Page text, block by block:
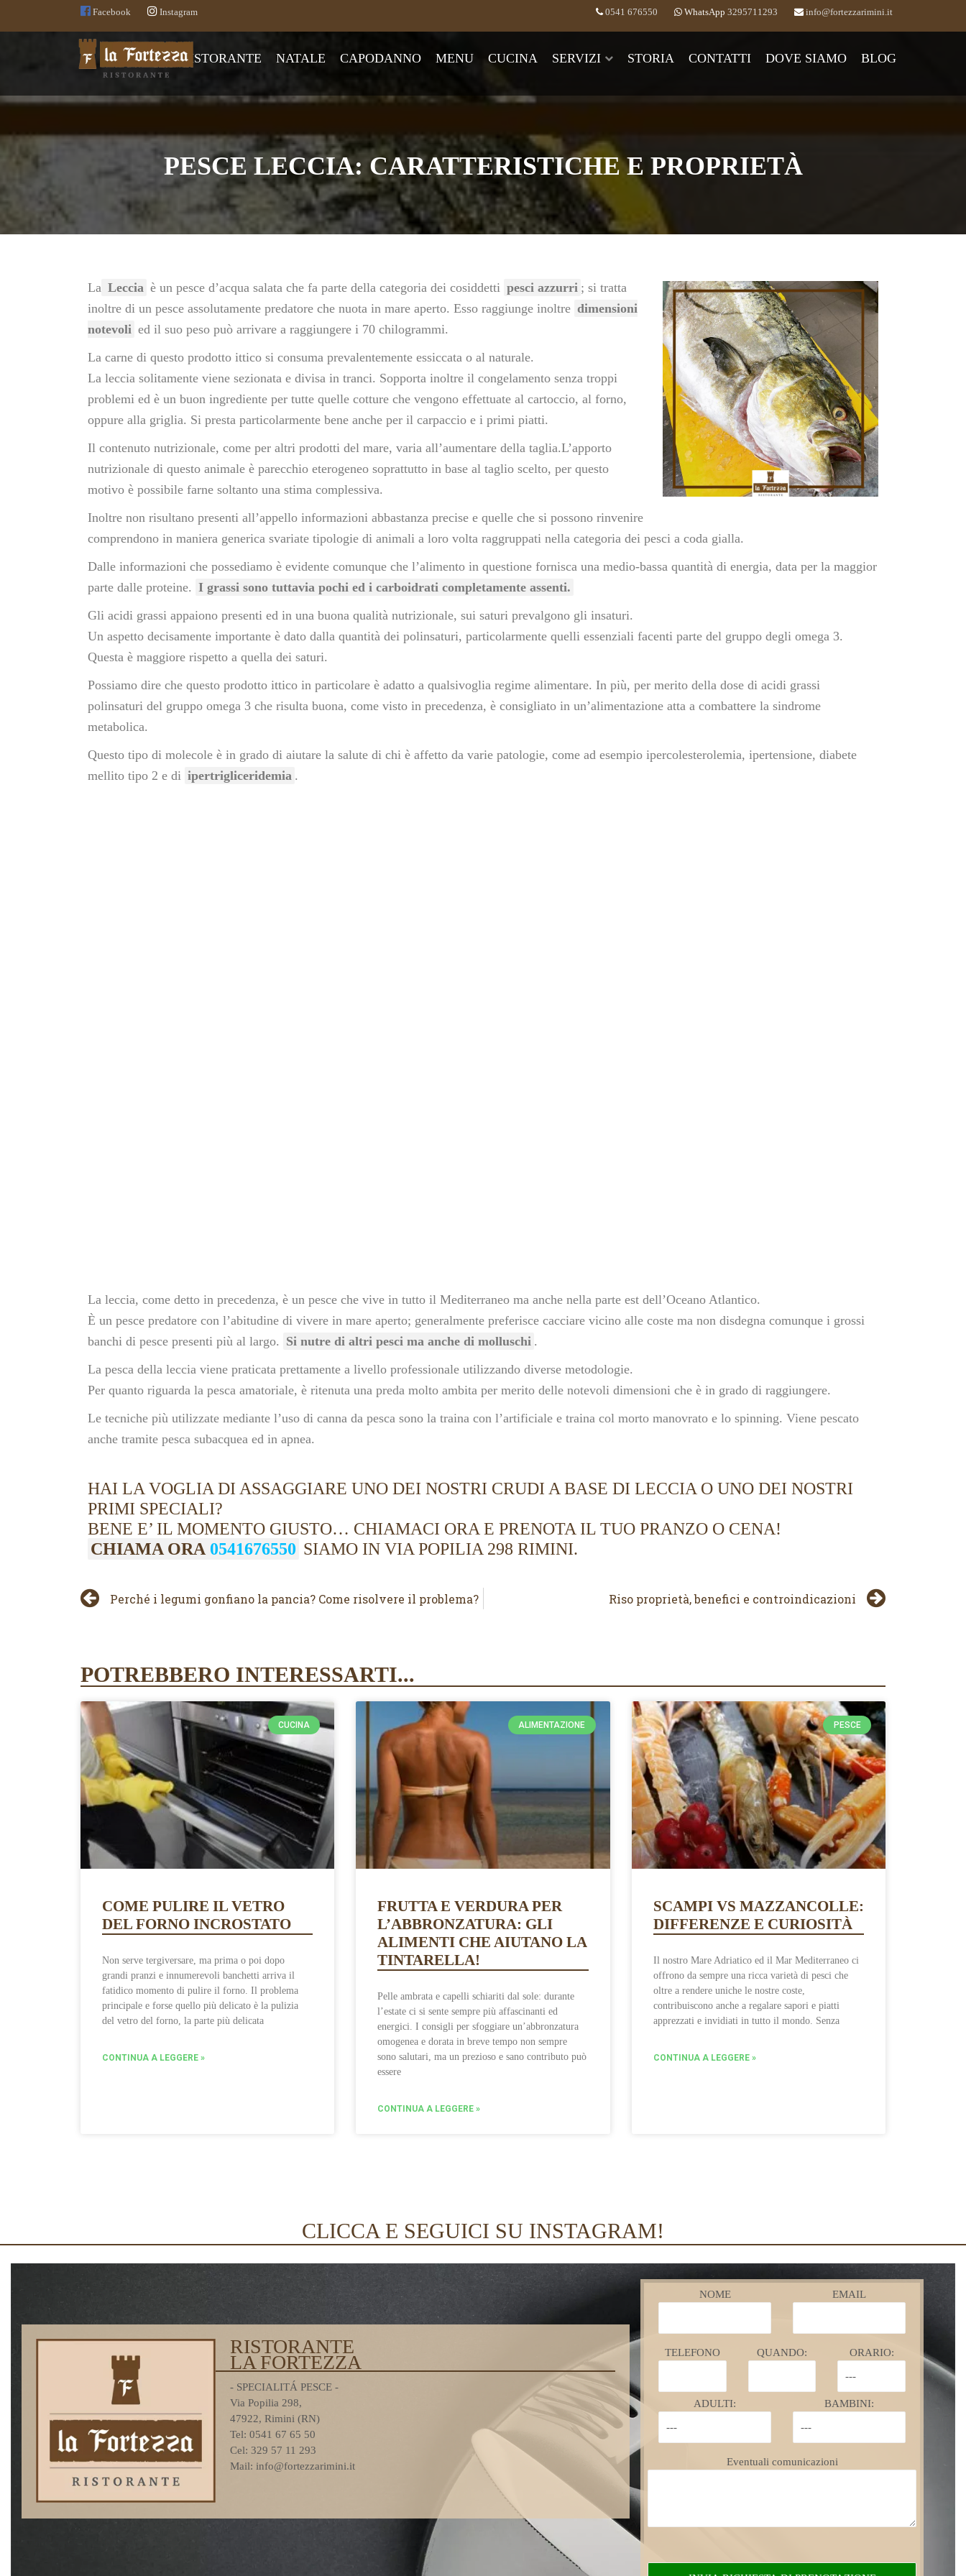
Facebook Instagram 0541 676550 WhatsApp 3295711293 info@fortezzarimini.it
RISTORANTE NATALE CAPODANNO MENU CUCINA SERVIZI STORIA CONTATTI DOVE SIAMO BLOG
PESCE LECCIA: CARATTERISTICHE E PROPRIETÀ
La Leccia è un pesce d’acqua salata che fa parte della categoria dei cosiddetti pesci azzurri ; si tratta
inoltre di un pesce assolutamente predatore che nuota in mare aperto. Esso raggiunge inoltre dimensioni
notevoli ed il suo peso può arrivare a raggiungere i 70 chilogrammi.
La carne di questo prodotto ittico si consuma prevalentemente essiccata o al naturale.
La leccia solitamente viene sezionata e divisa in tranci. Sopporta inoltre il congelamento senza troppi
problemi ed è un buon ingrediente per tutte quelle cotture che vengono effettuate al cartoccio, al forno,
oppure alla griglia. Si presta particolarmente bene anche per il carpaccio e i primi piatti.
Il contenuto nutrizionale, come per altri prodotti del mare, varia all’aumentare della taglia.L’apporto
nutrizionale di questo animale è parecchio eterogeneo soprattutto in base al taglio scelto, per questo
motivo è possibile farne soltanto una stima complessiva.
Inoltre non risultano presenti all’appello informazioni abbastanza precise e quelle che si possono rinvenire
comprendono in maniera generica svariate tipologie di animali a loro volta raggruppati nella categoria dei pesci a coda gialla.
Dalle informazioni che possediamo è evidente comunque che l’alimento in questione fornisca una medio-bassa quantità di energia, data per la maggior
parte dalle proteine. I grassi sono tuttavia pochi ed i carboidrati completamente assenti.
Gli acidi grassi appaiono presenti ed in una buona qualità nutrizionale, sui saturi prevalgono gli insaturi.
Un aspetto decisamente importante è dato dalla quantità dei polinsaturi, particolarmente quelli essenziali facenti parte del gruppo degli omega 3.
Questa è maggiore rispetto a quella dei saturi.
Possiamo dire che questo prodotto ittico in particolare è adatto a qualsivoglia regime alimentare. In più, per merito della dose di acidi grassi
polinsaturi del gruppo omega 3 che risulta buona, come visto in precedenza, è consigliato in un’alimentazione atta a combattere la sindrome
metabolica.
Questo tipo di molecole è in grado di aiutare la salute di chi è affetto da varie patologie, come ad esempio ipercolesterolemia, ipertensione, diabete
mellito tipo 2 e di ipertrigliceridemia .
La leccia, come detto in precedenza, è un pesce che vive in tutto il Mediterraneo ma anche nella parte est dell’Oceano Atlantico.
È un pesce predatore con l’abitudine di vivere in mare aperto; generalmente preferisce cacciare vicino alle coste ma non disdegna comunque i grossi
banchi di pesce presenti più al largo. Si nutre di altri pesci ma anche di molluschi .
La pesca della leccia viene praticata prettamente a livello professionale utilizzando diverse metodologie.
Per quanto riguarda la pesca amatoriale, è ritenuta una preda molto ambita per merito delle notevoli dimensioni che è in grado di raggiungere.
Le tecniche più utilizzate mediante l’uso di canna da pesca sono la traina con l’artificiale e traina col morto manovrato e lo spinning. Viene pescato
anche tramite pesca subacquea ed in apnea.
HAI LA VOGLIA DI ASSAGGIARE UNO DEI NOSTRI CRUDI A BASE DI LECCIA O UNO DEI NOSTRI
PRIMI SPECIALI?
BENE E’ IL MOMENTO GIUSTO… CHIAMACI ORA E PRENOTA IL TUO PRANZO O CENA!
CHIAMA ORA 0541676550 SIAMO IN VIA POPILIA 298 RIMINI.
Perché i legumi gonfiano la pancia? Come risolvere il problema? Riso proprietà, benefici e controindicazioni
POTREBBERO INTERESSARTI...
CUCINA
COME PULIRE IL VETRO
DEL FORNO INCROSTATO
Non serve tergiversare, ma prima o poi dopo
grandi pranzi e innumerevoli banchetti arriva il
fatidico momento di pulire il forno. Il problema
principale e forse quello più delicato è la pulizia
del vetro del forno, la parte più delicata
CONTINUA A LEGGERE »
ALIMENTAZIONE
FRUTTA E VERDURA PER
L’ABBRONZATURA: GLI
ALIMENTI CHE AIUTANO LA
TINTARELLA!
Pelle ambrata e capelli schiariti dal sole: durante
l’estate ci si sente sempre più affascinanti ed
energici. I consigli per sfoggiare un’abbronzatura
omogenea e dorata in breve tempo non sempre
sono salutari, ma un prezioso e sano contributo può
essere
CONTINUA A LEGGERE »
PESCE
SCAMPI VS MAZZANCOLLE:
DIFFERENZE E CURIOSITÀ
Il nostro Mare Adriatico ed il Mar Mediterraneo ci
offrono da sempre una ricca varietà di pesci che
oltre a rendere uniche le nostre coste,
contribuiscono anche a regalare sapori e piatti
apprezzati e invidiati in tutto il mondo. Senza
CONTINUA A LEGGERE »
CLICCA E SEGUICI SU INSTAGRAM!
RISTORANTE
LA FORTEZZA
- SPECIALITÁ PESCE -
Via Popilia 298,
47922, Rimini (RN)
Tel: 0541 67 65 50
Cel: 329 57 11 293
Mail: info@fortezzarimini.it
NOME EMAIL
TELEFONO QUANDO: ORARIO:
ADULTI: BAMBINI:
Eventuali comunicazioni